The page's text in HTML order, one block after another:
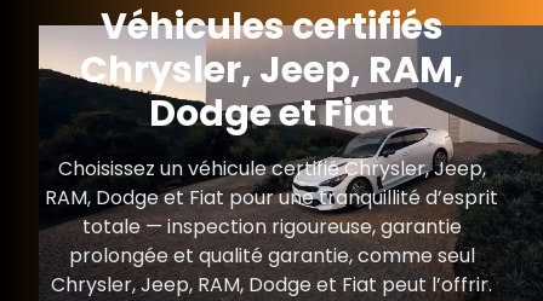
Véhicules certifiés
Chrysler, Jeep, RAM,
Dodge et Fiat
Choisissez un véhicule certifié Chrysler, Jeep,
RAM, Dodge et Fiat pour une tranquillité d’esprit
totale — inspection rigoureuse, garantie
prolongée et qualité garantie, comme seul
Chrysler, Jeep, RAM, Dodge et Fiat peut l’offrir.